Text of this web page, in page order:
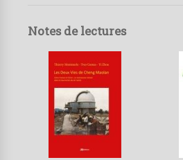
Notes de lectures